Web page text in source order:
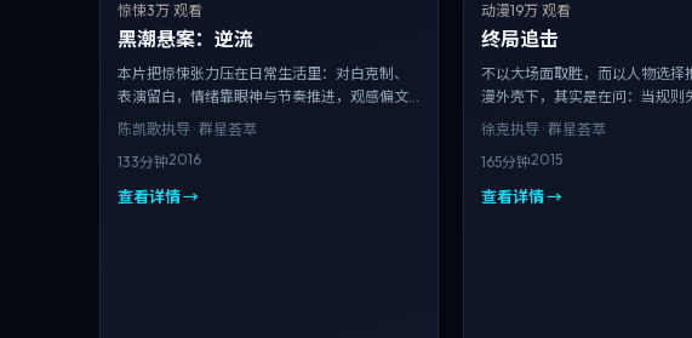
惊悚3万 观看
黑潮悬案：逆流
本片把惊悚张力压在日常生活里：对白克制、
表演留白，情绪靠眼神与节奏推进，观感偏文
艺但不沉闷。
陈凯歌执导 · 群星荟萃
133分钟2016
查看详情 →
动漫19万 观看
终局追击
不以大场面取胜，而以人物选择
漫外壳下，其实是在问：当规则
哪一边？
徐克执导 · 群星荟萃
165分钟2015
查看详情 →